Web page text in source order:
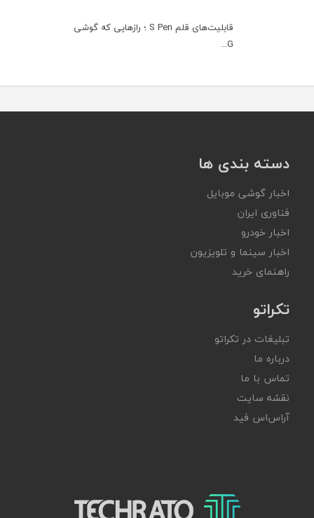
قابلیت‌های قلم S Pen ؛ رازهایی که گوشی
G...
دسته بندی ها
اخبار گوشی موبایل
فناوری ایران
اخبار خودرو
اخبار سینما و تلویزیون
راهنمای خرید
تکراتو
تبلیغات در تکراتو
درباره ما
تماس با ما
نقشه سایت
آر‌اس‌اس فید
تکراتو – زندگی با تکنولوژی